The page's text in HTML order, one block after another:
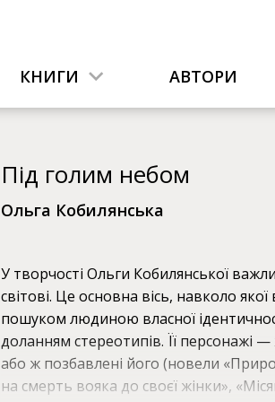
КНИГИ АВТОРИ
Під голим небом
Ольга Кобилянська
У творчості Ольги Кобилянської
світові. Це основна вісь, навколо якої
пошуком людиною власної
доланням стереотипів. Її
або ж позбавлені його (новели
на смерть вояка до своєї жінки»,